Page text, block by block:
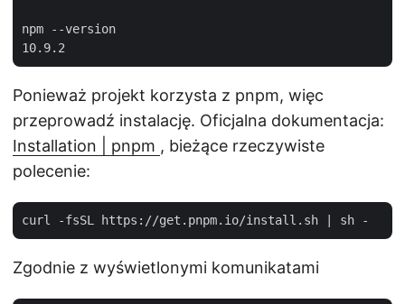
npm --version
Ponieważ projekt korzysta z pnpm, więc
przeprowadź instalację. Oficjalna dokumentacja:
Installation | pnpm , bieżące rzeczywiste
polecenie:
Zgodnie z wyświetlonymi komunikatami